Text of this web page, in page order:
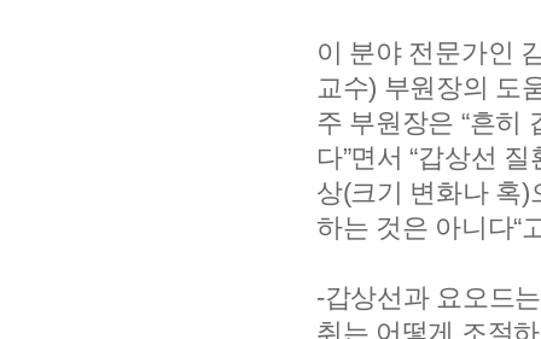
이 분야 전문가인
교수) 부원장의 도
주 부원장은 “흔히
다”면서 “갑상선
상(크기 변화나 혹
하는 것은 아니다“
-갑상선과 요오드
취는 어떻게 조절